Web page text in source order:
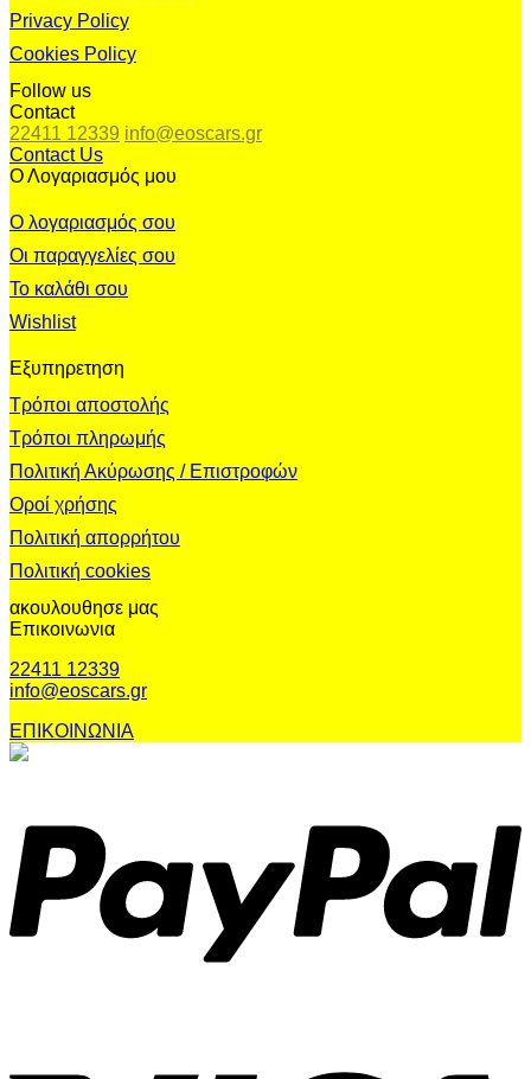
Privacy Policy
Cookies Policy
Follow us
Contact
22411 12339 info@eoscars.gr
Contact Us
Ο Λογαριασμός μου
Ο λογαριασμός σου
Οι παραγγελίες σου
Το καλάθι σου
Wishlist
Εξυπηρετηση
Τρόποι αποστολής
Τρόποι πληρωμής
Πολιτική Ακύρωσης / Επιστροφών
Οροί χρήσης
Πολιτική απορρήτου
Πολιτική cookies
ακουλουθησε μας
Επικοινωνια
22411 12339
info@eoscars.gr
ΕΠΙΚΟΙΝΩΝΙΑ